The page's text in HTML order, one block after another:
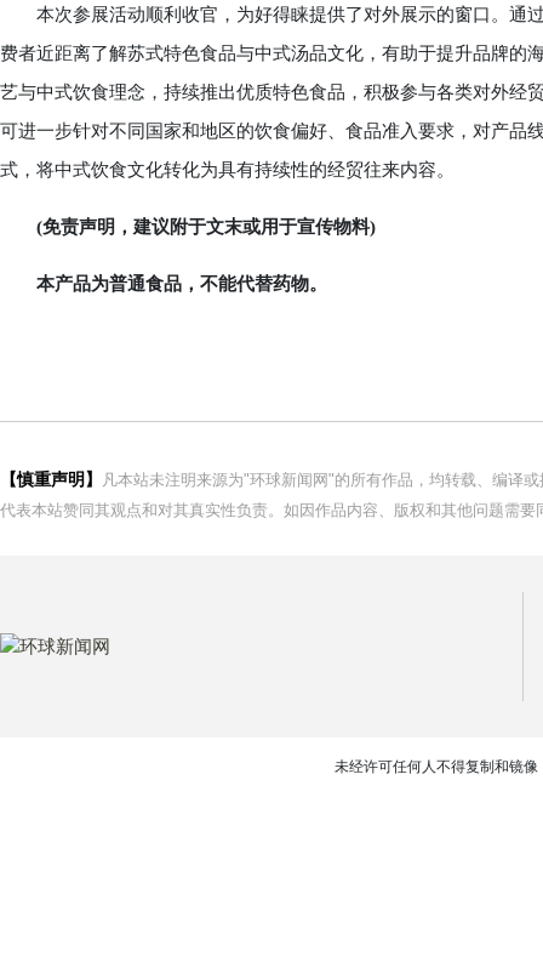
本次参展活动顺利收官，为好得睐提供了对外展示的窗口。通
费者近距离了解苏式特色食品与中式汤品文化，有助于提升品牌的
艺与中式饮食理念，持续推出优质特色食品，积极参与各类对外经
可进一步针对不同国家和地区的饮食偏好、食品准入要求，对产品
式，将中式饮食文化转化为具有持续性的经贸往来内容。
(免责声明，建议附于文末或用于宣传物料)
本产品为普通食品，不能代替药物。
【慎重声明】
凡本站未注明来源为"环球新闻网"的所有作品，均转载、编译
代表本站赞同其观点和对其真实性负责。如因作品内容、版权和其他问题需
未经许可任何人不得复制和镜